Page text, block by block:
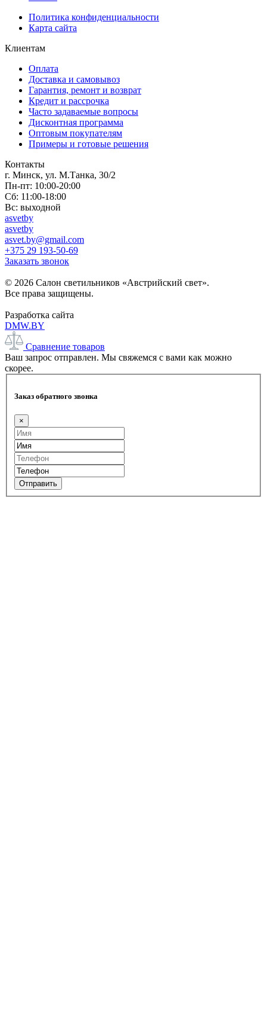
Политика конфиденциальности
Карта сайта
Клиентам
Оплата
Доставка и самовывоз
Гарантия, ремонт и возврат
Кредит и рассрочка
Часто задаваемые вопросы
Дисконтная программа
Оптовым покупателям
Примеры и готовые решения
Контакты
г. Минск, ул. М.Танка, 30/2
Пн-пт: 10:00-20:00
Сб: 11:00-18:00
Вс: выходной
asvetby
asvetby
asvet.by@gmail.com
+375 29 193-50-69
Заказать звонок
© 2026 Салон светильников «Австрийский свет».
Все права защищены.
Разработка сайта
DMW.BY
Сравнение товаров
Ваш запрос отправлен. Мы свяжемся с вами как можно
скорее.
Заказ обратного звонка
×
Отправить